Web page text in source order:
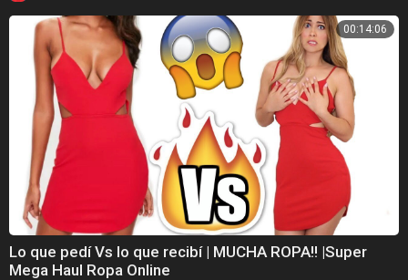
00:14:06
Lo que pedí Vs lo que recibí | MUCHA ROPA!! |Super
Mega Haul Ropa Online